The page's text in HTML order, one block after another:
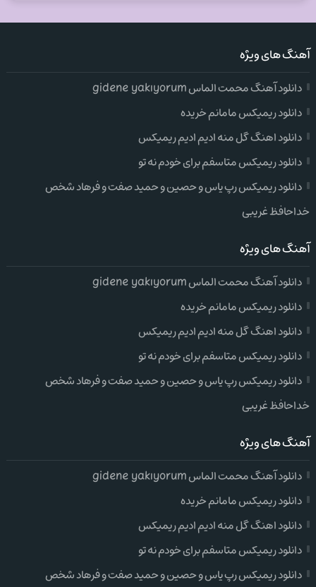
آهنگ های ویژه
دانلود آهنگ محمت الماس gidene yakıyorum
دانلود ریمیکس مامانم خریده
دانلود اهنگ گل منه ادیم ادیم ریمیکس
دانلود ریمیکس متاسفم برای خودم نه تو
دانلود ریمیکس رپ یاس و حصین و حمید صفت و فرهاد شخص
خداحافظ غریبی
آهنگ های ویژه
دانلود آهنگ محمت الماس gidene yakıyorum
دانلود ریمیکس مامانم خریده
دانلود اهنگ گل منه ادیم ادیم ریمیکس
دانلود ریمیکس متاسفم برای خودم نه تو
دانلود ریمیکس رپ یاس و حصین و حمید صفت و فرهاد شخص
خداحافظ غریبی
آهنگ های ویژه
دانلود آهنگ محمت الماس gidene yakıyorum
دانلود ریمیکس مامانم خریده
دانلود اهنگ گل منه ادیم ادیم ریمیکس
دانلود ریمیکس متاسفم برای خودم نه تو
دانلود ریمیکس رپ یاس و حصین و حمید صفت و فرهاد شخص